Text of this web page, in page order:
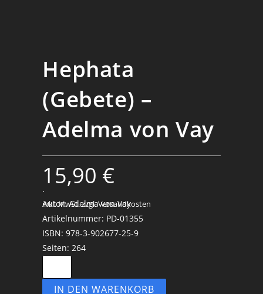
Hephata
(Gebete) –
Adelma von Vay
15,90 €
inkl. MwSt.zzgl. Versandkosten
.
Autor: Adelma von Vay
Artikelnummer: PD-01355
ISBN: 978-3-902677-25-9
Seiten: 264
IN DEN WARENKORB